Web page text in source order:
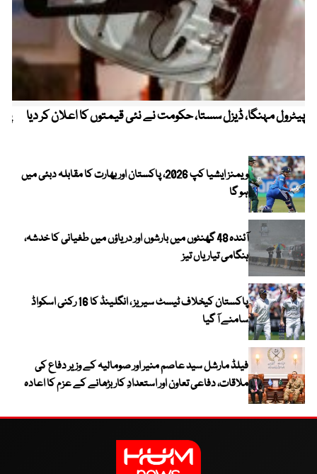
پیٹرول مہنگا، ڈیزل سستا، حکومت نے نئی قیمتوں کا اعلان کر دیا
ویمنز ایشیا کپ 2026، پاکستان اور بھارت کا مقابلہ دبئی میں
ہو گا
آئندہ 48 گھنٹوں میں بارشوں اور دریاؤں میں طغیانی کا خدشہ،
ہنگامی تیاریاں تیز
پاکستان کیخلاف ٹیسٹ سیریز ، انگلینڈ کا 16 رکنی اسکواڈ
سامنے آ گیا
فیلڈ مارشل سید عاصم منیر اور صومالیہ کے وزیر دفاع کی
ملاقات، دفاعی تعاون اور استعدادِ کار بڑھانے کے عزم کا اعادہ